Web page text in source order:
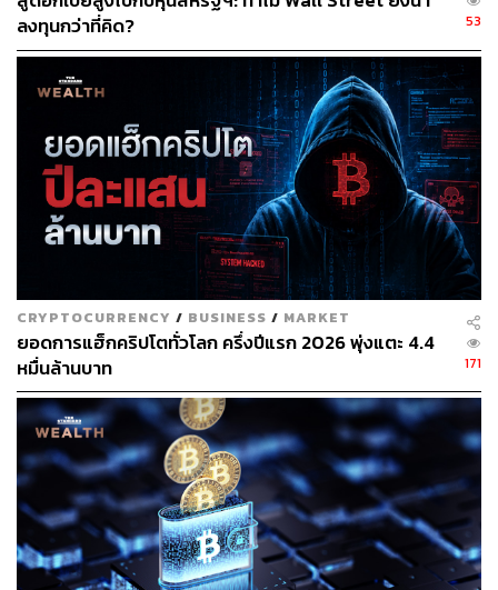
ผ่านแอปพลิเคชันต่างๆ ที่คุณสะดวกหรือใช้งานอยู่แล้วได้เลย
TAGS: ธนาคาร USD Coin (USDC)
คริปโตเคอร์เรนซี
Kraken
Silicon Valley Bank (SVB)
Circle
การลงทุน
Cryptocurrency
200
ABOUT THE AUTHOR
ลัลน์ลลิต ศรีจันทร์ดร
Content Creator THE STANDARD WEALTH
ลงทุนกว่าที่คิด?
53
CRYPTOCURRENCY / BUSINESS / MARKET
ยอดการแฮ็กคริปโตทั่วโลก ครึ่งปีแรก 2026 พุ่งแตะ 4.4
หมื่นล้านบาท
171